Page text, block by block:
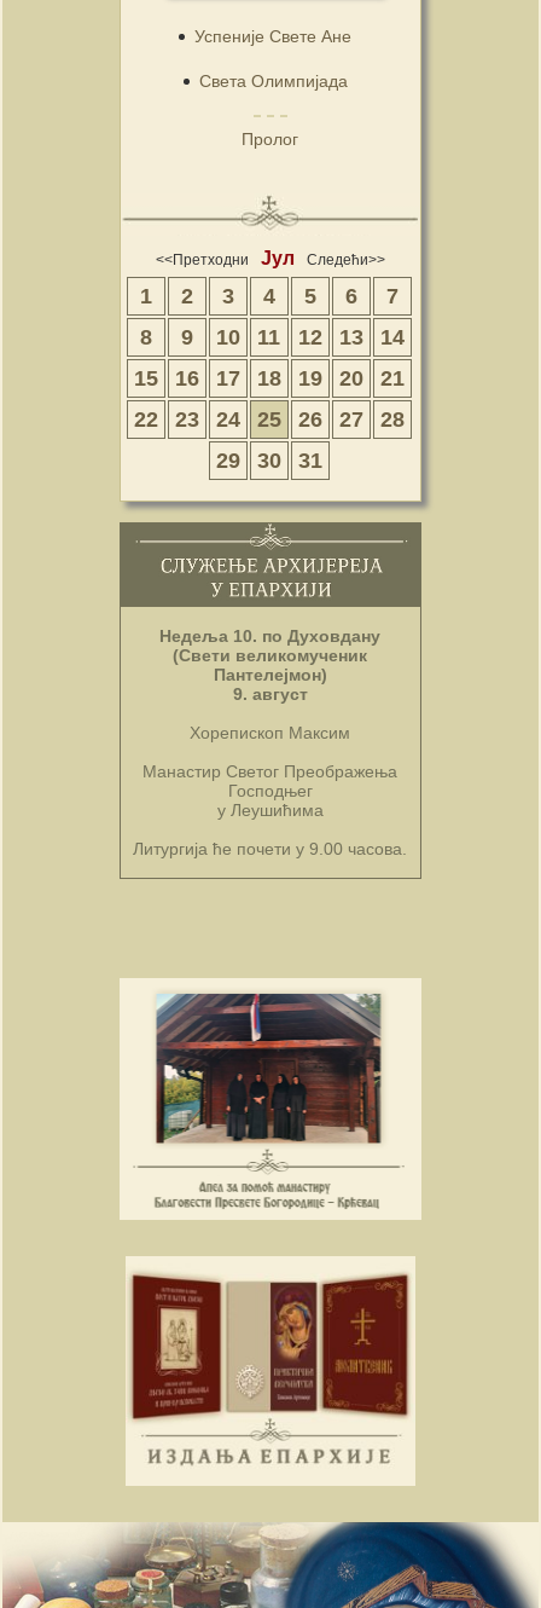
Успеније Свете Ане
Света Олимпијада
Пролог
<<Претходни Јул Следећи>>
1 2 3 4 5 6
7
8
9 10 11 12 13
14
15
16 17 18 19 20
21
22
23 24 25 26 27
28
29
30 31
Недеља 10. по Духовдану
(Свети великомученик
Пантелејмон)
9. август
Хорепископ Максим
Манастир Светог Преображења
Господњег
у Леушићима
Литургија ће почети у 9.00 часова.